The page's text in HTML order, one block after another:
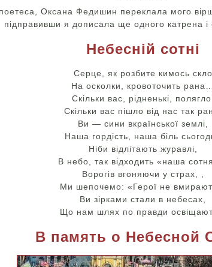
поетеса, Оксана Федишин переклала мого
підправивши я дописала ще одного катрена
Небесній сотні
Серце, як розбите кимось скло
На осколки, кровоточить рана…
Скільки вас, рідненькі,
Скільки вас пішло від нас так
Ви — сини вкраїнської землі,
Наша гордість, наша біль
Ніби відлітають журавлі,
В небо, так відходить «наша
Ворогів вгоняючи у страх, ,
Ми шепочемо: «Герої не
Ви зірками стали в небесах,
Що нам шлях по правди
В память о Небесной